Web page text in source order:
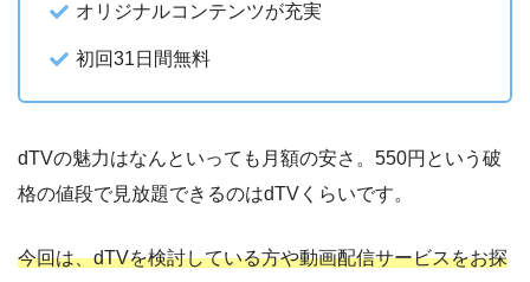
オリジナルコンテンツが充実
初回31日間無料
dTVの魅力はなんといっても月額の安さ。550円という破
格の値段で見放題できるのはdTVくらいです。
今回は、dTVを検討している方や動画配信サービスをお探